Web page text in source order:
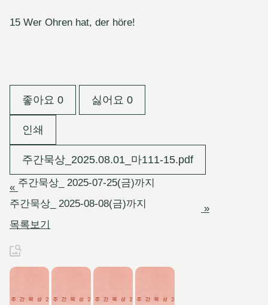
15 Wer Ohren hat, der höre!
좋아요 0 싫어요 0
인쇄
주간묵상_2025.08.01_마111-15.pdf
« 주간묵상_ 2025-07-25(금)까지
주간묵상_ 2025-08-08(금)까지
»
목록보기